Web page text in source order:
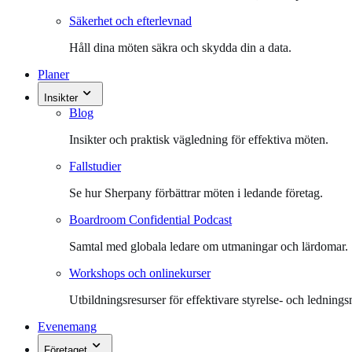
Säkerhet och efterlevnad
Håll dina möten säkra och skydda din a data.
Planer
Insikter
Blog
Insikter och praktisk vägledning för effektiva möten.
Fallstudier
Se hur Sherpany förbättrar möten i ledande företag.
Boardroom Confidential Podcast
Samtal med globala ledare om utmaningar och lärdomar.
Workshops och onlinekurser
Utbildningsresurser för effektivare styrelse- och
Evenemang